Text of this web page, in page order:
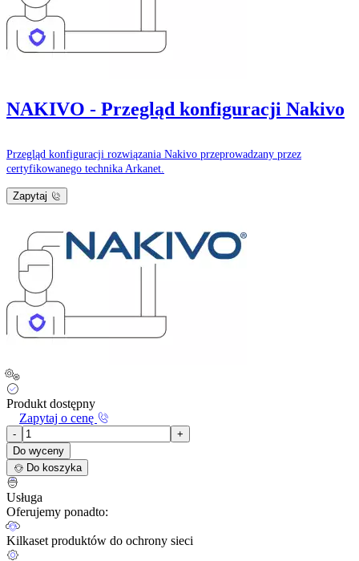
NAKIVO - Przegląd konfiguracji Nakivo
Przegląd konfiguracji rozwiązania Nakivo przeprowadzany przez
certyfikowanego technika Arkanet.
Zapytaj
Produkt dostępny
Zapytaj o cenę
-
+
Do wyceny
Do koszyka
Usługa
Oferujemy ponadto:
Kilkaset produktów do ochrony sieci